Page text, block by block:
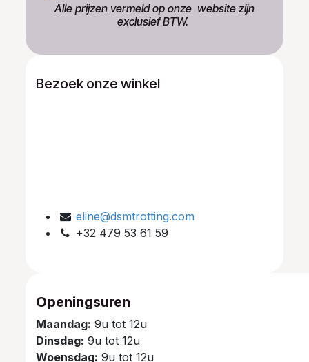
​Alle prijzen vermeld op onze ​website zijn
exclusief BTW.
Bezoek onze winkel
eline@dsmtrotting.com
+32 479 53 61 59
Openingsuren
Maandag: 9u tot 12u
Dinsdag: 9u tot 12u
Woensdag: 9u tot 12u